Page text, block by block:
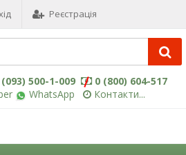
Реєстрація
(093) 500-1-009
0 (800) 604-517
WhatsApp Контакти...